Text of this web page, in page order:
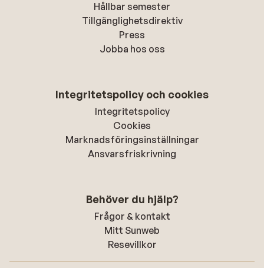
Hållbar semester
Tillgänglighetsdirektiv
Press
Jobba hos oss
Integritetspolicy och cookies
Integritetspolicy
Cookies
Marknadsföringsinställningar
Ansvarsfriskrivning
Behöver du hjälp?
Frågor & kontakt
Mitt Sunweb
Resevillkor